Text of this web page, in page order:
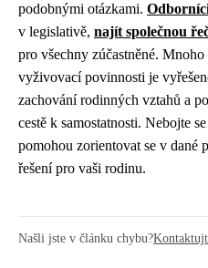
podobnými otázkami.
v legislativě, najít společnou
pro všechny zúčastněné.
vyživovací povinnosti je
zachování rodinných vztahů a
cestě k samostatnosti. Nebojte
pomohou zorientovat se v dané
řešení pro vaši rodinu.
Našli jste v článku chybu?